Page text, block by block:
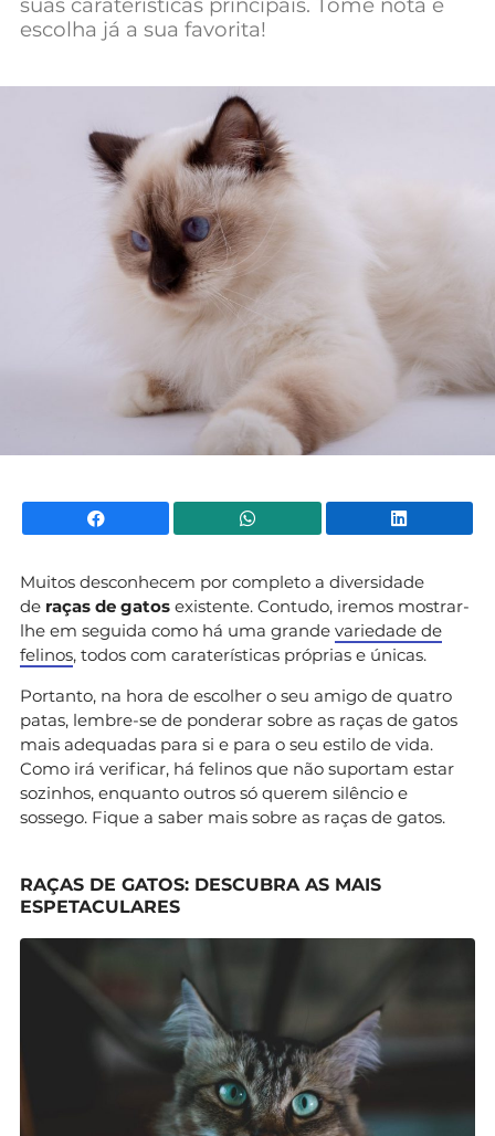
Mundial 2026
escolha já a sua favorita!
Facebook WhatsApp
Muitos desconhecem por completo a diversidade
de raças de gatos existente. Contudo, iremos mostrar-
lhe em seguida como há uma grande variedade de
felinos, todos com caraterísticas próprias e únicas.
Portanto, na hora de escolher o seu amigo de quatro
patas, lembre-se de ponderar sobre as raças de gatos
mais adequadas para si e para o seu estilo de vida.
Como irá verificar, há felinos que não suportam estar
sozinhos, enquanto outros só querem silêncio e
sossego. Fique a saber mais sobre as raças de gatos.
RAÇAS DE GATOS: DESCUBRA AS MAIS
ESPETACULARES